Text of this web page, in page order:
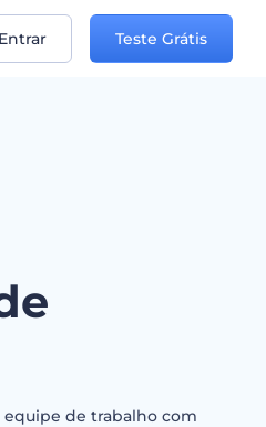
Entrar Teste Grátis
equipe de trabalho com